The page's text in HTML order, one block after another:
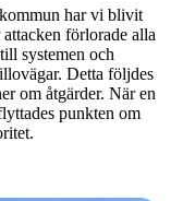
har vi blivit
förlorade alla
systemen och
Detta följdes
om åtgärder. När en
punkten om